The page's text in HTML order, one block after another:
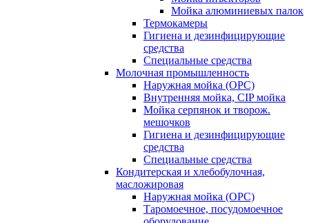
Мойка алюминиевых палок
Термокамеры
Гигиена и дезинфицирующие
средства
Специальные средства
Молочная промышленность
Наружная мойка (ОРС)
Внутренняя мойка, CIP мойка
Мойка серпянок и творож.
мешочков
Гигиена и дезинфицирующие
средства
Специальные средства
Кондитерская и хлебобулочная,
масложировая
Наружная мойка (ОРС)
Таромоечное, посудомоечное